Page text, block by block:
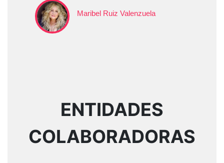
Maribel Ruiz Valenzuela
ENTIDADES
COLABORADORAS